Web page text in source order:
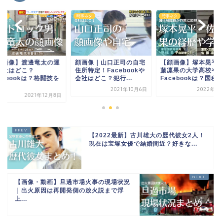
画像】渡邊竜太の運
社はどこ？
は？格闘技を
2021年12月8日
時事ネタ
顔画像｜山口正司の自宅
住所特定！Facebookや
会社はどこ？犯行...
2021年10月6日
時事ネタ
【顔画像】塚本晃平
藤凛果の大学高校や
Facebookは？国税
2022年6
【2022最新】古川雄大の歴代彼女2人！
現在は宝塚女優で結婚間近？好きな...
【画像・動画】旦過市場火事の現場状況
｜出火原因は再開発側の放火説まで浮
上...